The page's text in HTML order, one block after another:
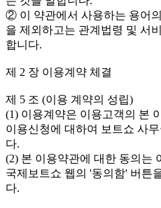
② 이 약관에서 사용하는 용어
을 제외하고는 관계법령 및 서
합니다.
제 2 장 이용계약 체결
제 5 조 (이용 계약의 성립)
(1) 이용계약은 이용고객의 본
이용신청에 대하여 보트쇼 사
다.
(2) 본 이용약관에 대한 동의는
국제보트쇼 웹의 '동의함' 버튼
다.